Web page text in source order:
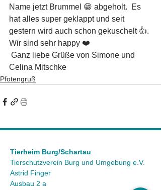
Name jetzt Brummel 😁 abgeholt.  Es
hat alles super geklappt und seit
gestern wird auch schon gekuschelt 👍.
Wir sind sehr happy ❤️
Celina Mitschke
Pfotengruß
Tierheim Burg/Schartau
Tierschutzverein Burg und Umgebung e.V.
Astrid Finger
Ausbau 2 a